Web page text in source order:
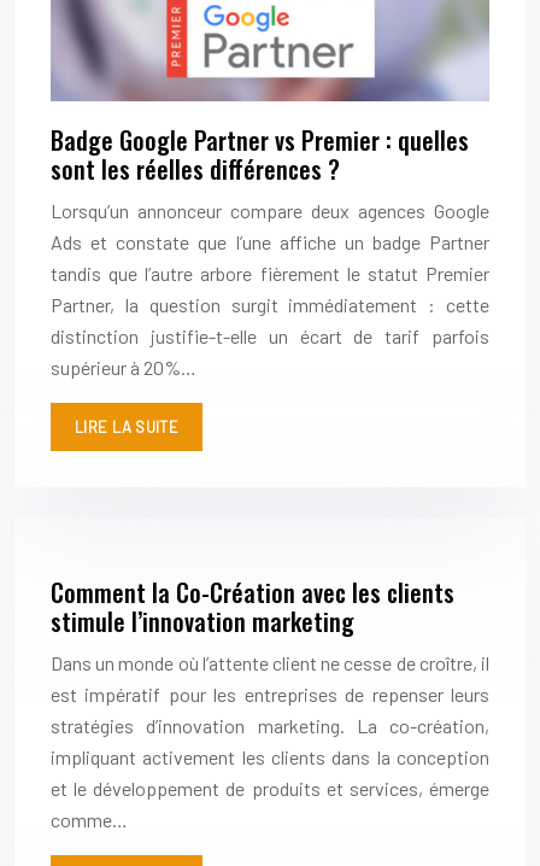
Badge Google Partner vs Premier : quelles
sont les réelles différences ?
Lorsqu’un annonceur compare deux agences Google
Ads et constate que l’une affiche un badge Partner
tandis que l’autre arbore fièrement le statut Premier
Partner, la question surgit immédiatement : cette
distinction justifie-t-elle un écart de tarif parfois
supérieur à 20%…
LIRE LA SUITE
Comment la Co-Création avec les clients
stimule l’innovation marketing
Dans un monde où l’attente client ne cesse de croître, il
est impératif pour les entreprises de repenser leurs
stratégies d’innovation marketing. La co-création,
impliquant activement les clients dans la conception
et le développement de produits et services, émerge
comme…